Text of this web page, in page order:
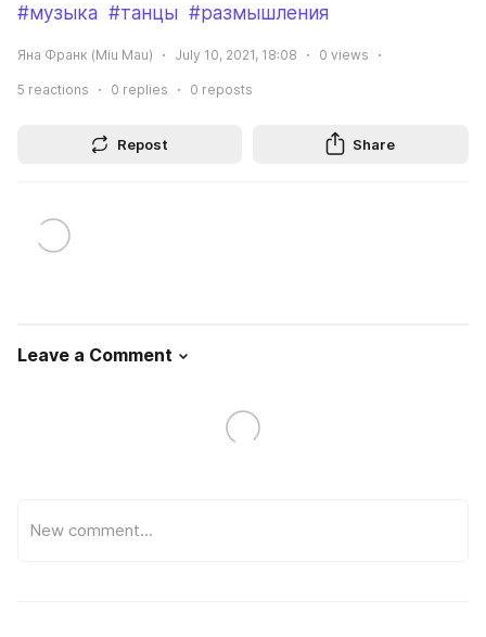
#музыка #танцы #размышления
Яна Франк (Miu Mau) July 10, 2021, 18:08 0 views
5 reactions 0 replies 0 reposts
Repost Share
Leave a Comment